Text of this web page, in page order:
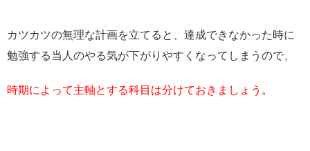
カツカツの無理な計画を立てると、達成できなかった時に
勉強する当人のやる気が下がりやすくなってしまうので、
時期によって主軸とする科目は分けておきましょう 。